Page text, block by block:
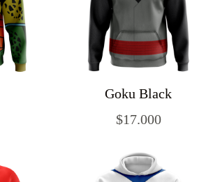
Goku Black
$17.000